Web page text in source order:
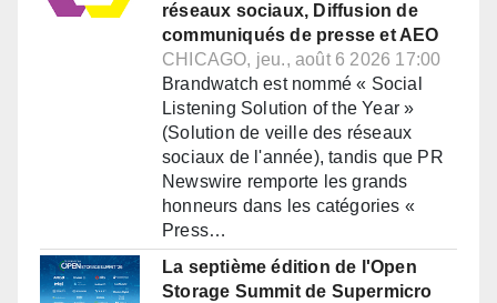
réseaux sociaux, Diffusion de
communiqués de presse et AEO
CHICAGO, jeu., août 6 2026 17:00
Brandwatch est nommé « Social
Listening Solution of the Year »
(Solution de veille des réseaux
sociaux de l'année), tandis que PR
Newswire remporte les grands
honneurs dans les catégories «
Press…
La septième édition de l'Open
Storage Summit de Supermicro